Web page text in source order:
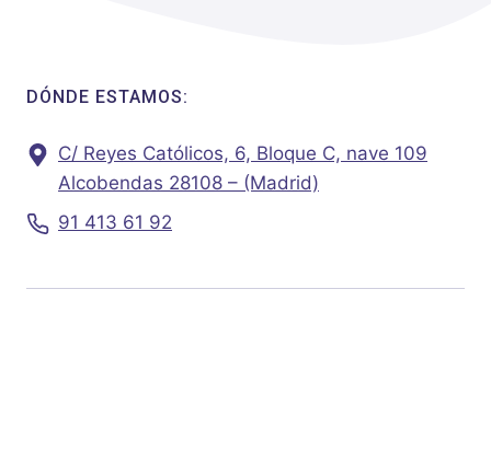
DÓNDE ESTAMOS:
C/ Reyes Católicos, 6, Bloque C, nave 109
Alcobendas 28108 – (Madrid)
91 413 61 92